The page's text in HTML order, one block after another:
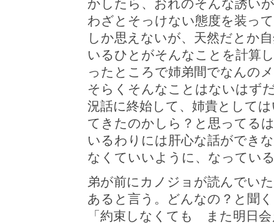
かしたら、おれのそんな誘い
わざとそっけない態度を装っ
しか思えないが、天然だとか
いるひとがそんなことを計算
ったところで姉弟間でなんの
そらくそんなことはないはず
況話に終始して、姉貴として
てきたのかしら？と思ってる
いるわりには肝心な話ができ
なくていいように、なってい
弟が前にカノジョが読んでい
あると言う。どんなの？と聞
「約束しなくても また明日